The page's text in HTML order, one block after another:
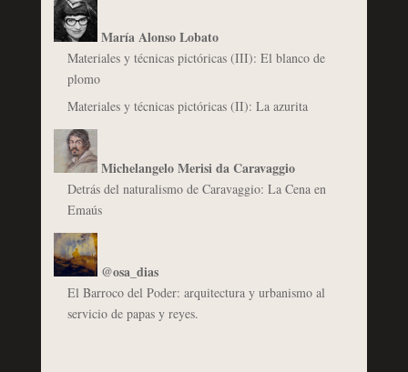
María Alonso Lobato
Materiales y técnicas pictóricas (III): El blanco de
plomo
Materiales y técnicas pictóricas (II): La azurita
Michelangelo Merisi da Caravaggio
Detrás del naturalismo de Caravaggio: La Cena en
Emaús
@osa_dias
El Barroco del Poder: arquitectura y urbanismo al
servicio de papas y reyes.